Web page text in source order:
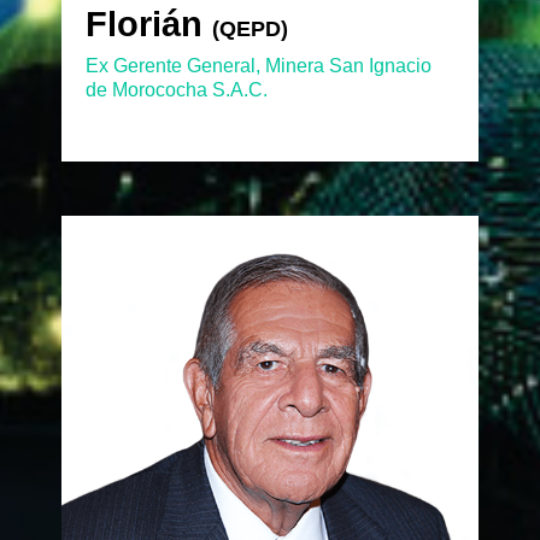
Florián (QEPD)
Ex Gerente General, Minera San Ignacio
de Morococha S.A.C.
Florián (QEPD)